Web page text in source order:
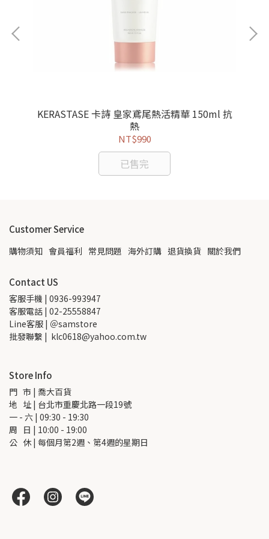
KERASTASE 卡詩 皇家鳶尾熱活精華 150ml 抗
熱
NT$990
已售完
Customer Service
購物須知 會員福利 常見問題 海外訂購 退貨換貨 關於我們
Contact US
客服手機 | 0936-993947
客服電話 | 02-25558847
Line客服 | ＠samstore
批發聯繫 |  klc0618@yahoo.com.tw
Store Info
門   市 | 喬大百貨
地   址 | 台北市重慶北路一段19號
一 - 六 | 09:30 - 19:30
周   日 | 10:00 - 19:00
公   休 | 每個月第2週、第4週的星期日